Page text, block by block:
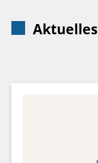
Aktuelles